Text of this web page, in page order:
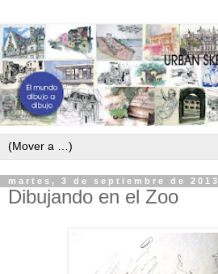
martes, 3 de septiembre de 2013
Dibujando en el Zoo